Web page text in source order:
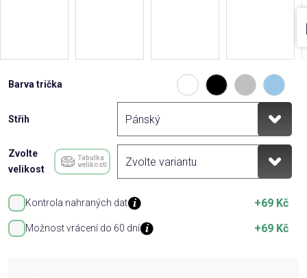
Barva trička
Střih
Zvolte
velikost
Tabulka
velikostí
Kontrola nahraných dat +69 Kč
Možnost vrácení do 60 dní +69 Kč